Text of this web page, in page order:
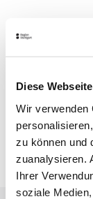
Diese
Wir verwenden
zu können und
zuanalysieren.
Ihrer
soziale
Google